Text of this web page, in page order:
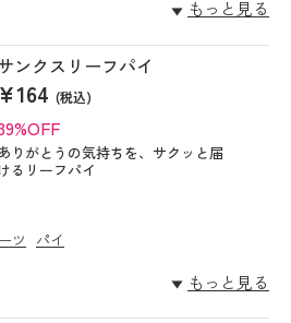
もっと見る
ンクスリーフパイ
¥164(税込)
ありがとうの気持ちを、サクッと届
けるリーフパイ
ツ パイ
もっと見る